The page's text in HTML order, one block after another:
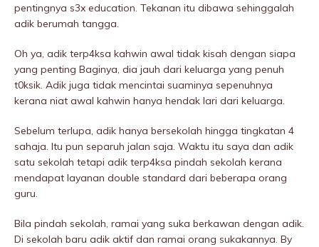
pentingnya s3x education. Tekanan itu dibawa sehinggalah
adik berumah tangga.
Oh ya, adik terp4ksa kahwin awal tidak kisah dengan siapa
yang penting Baginya, dia jauh dari keluarga yang penuh
t0ksik. Adik juga tidak mencintai suaminya sepenuhnya
kerana niat awal kahwin hanya hendak lari dari keluarga.
Sebelum terlupa, adik hanya bersekolah hingga tingkatan 4
sahaja. Itu pun separuh jalan saja. Waktu itu saya dan adik
satu sekolah tetapi adik terp4ksa pindah sekolah kerana
mendapat layanan double standard dari beberapa orang
guru.
Bila pindah sekolah, ramai yang suka berkawan dengan adik.
Di sekolah baru adik aktif dan ramai orang sukakannya. By